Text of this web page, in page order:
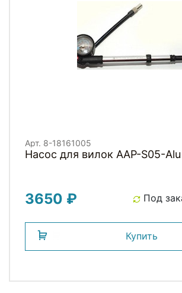
Арт. 8-18161005
Насос для вилок AAP-S05-Alu
3650 ₽ Под
Купить